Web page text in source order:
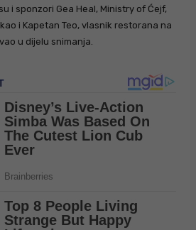
i sponzori Gea Heal, Ministry of Ćejf,
kao i Kapetan Teo, vlasnik restorana na
u dijelu snimanja.